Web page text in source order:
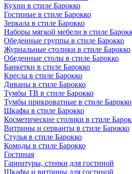
Кухни в стиле Барокко
Гостиные в стиле Барокко
Зеркала в стиле Барокко
Наборы мягкой мебели в стиле
Обеденные группы в стиле Барокко
Журнальные столики в стиле Барокко
Обеденные столы в стиле Барокко
Банкетки в стиле Барокко
Кресла в стиле Барокко
Диваны в стиле Барокко
Тумбы ТВ в стиле Барокко
Тумбы прикроватные в стиле Барокко
Шкафы в стиле Барокко
Косметические столики в стиле
Витрины и серванты в стиле Барокко
Стулья в стиле Барокко
Комоды в стиле Барокко
Гостиная
Гарнитуры, стенки для гостиной
Шкафы и витрины для гостиной